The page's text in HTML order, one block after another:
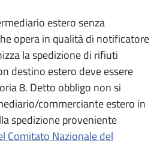
estero senza
opera in qualità di notificatore
la spedizione di rifiuti
destino estero deve essere
8. Detto obbligo non si
commerciante estero in
spedizione proveniente
Comitato Nazionale del